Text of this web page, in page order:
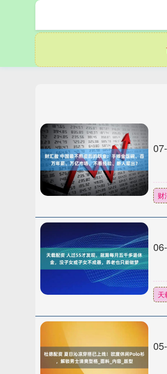
财
天
深证成指 14311.01